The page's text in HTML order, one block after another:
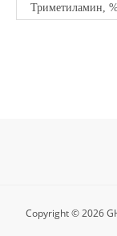
Триметиламин,
Copyright ©2026